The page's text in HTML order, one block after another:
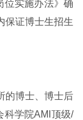
位实施办法》确
保证博士生招生
的博士、博士后
科学院AMI顶级/